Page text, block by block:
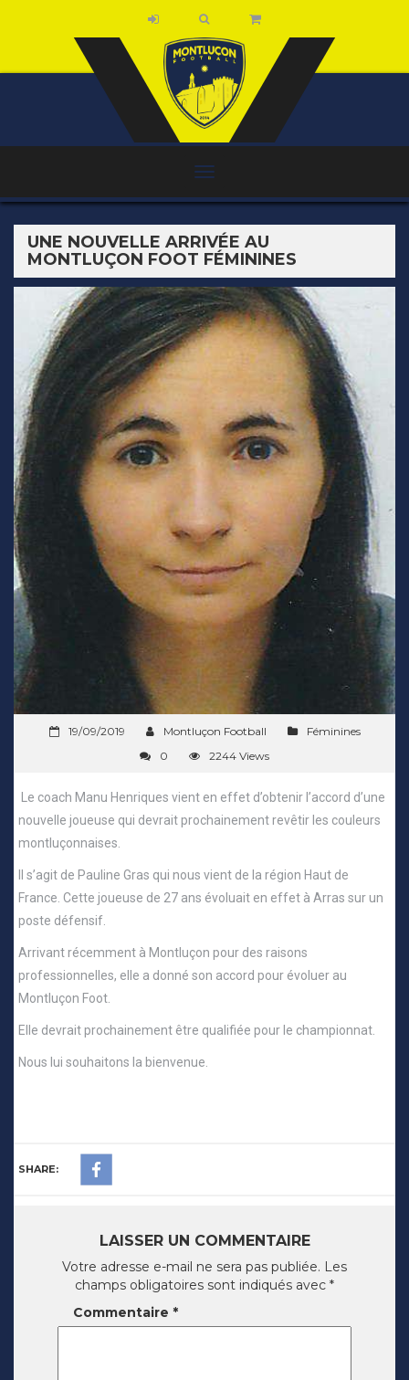
UNE NOUVELLE ARRIVÉE AU
MONTLUÇON FOOT FÉMININES
19/09/2019 Montluçon Football
Féminines
0
2244 Views
Le coach Manu Henriques vient en effet d’obtenir l’accord d’une
nouvelle joueuse qui devrait prochainement revêtir les couleurs
montluçonnaises.
Il s’agit de Pauline Gras qui nous vient de la région Haut de
France. Cette joueuse de 27 ans évoluait en effet à Arras sur un
poste défensif.
Arrivant récemment à Montluçon pour des raisons
professionnelles, elle a donné son accord pour évoluer au
Montluçon Foot.
Elle devrait prochainement être qualifiée pour le championnat.
Nous lui souhaitons la bienvenue.
SHARE:
LAISSER UN COMMENTAIRE
Votre adresse e-mail ne sera pas publiée. Les
champs obligatoires sont indiqués avec *
Commentaire *